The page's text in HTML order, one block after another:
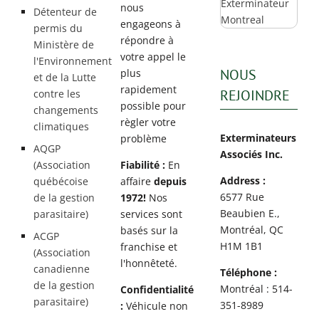
Détenteur de
permis du
Ministère de
l'Environnement
et de la Lutte
contre les
changements
climatiques
AQGP
(Association
québécoise
de la gestion
parasitaire)
ACGP
(Association
canadienne
de la gestion
parasitaire)
nous
engageons à
répondre à
votre appel le
plus
rapidement
possible pour
règler votre
problème
Fiabilité : En
affairedepuis
1972! Nos
services sont
basés sur la
franchise et
l'honnêteté.
Confidentialité
: Véhicule non
NOUS
REJOINDRE
Exterminateurs
Associés Inc.
Address :
6577 Rue
Beaubien E.,
Montréal, QC
H1M 1B1
Téléphone :
Montréal : 514-
351-8989